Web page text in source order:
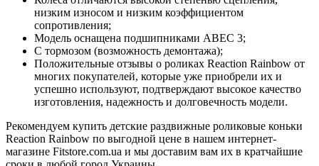
низким износом и низким коэффициентом
сопротивления;
Модель оснащена подшипниками АВЕС 3;
С тормозом (возможность демонтажа);
Положительные отзывы о роликах Reaction Rainbow от
многих покупателей, которые уже приобрели их и
успешно используют, подтверждают высокое качество
изготовления, надежность и долговечность модели.
Рекомендуем купить детские раздвижные роликовые коньки
Reaction Rainbow по выгодной цене в нашем интернет-
магазине Fitstore.com.ua и мы доставим вам их в кратчайшие